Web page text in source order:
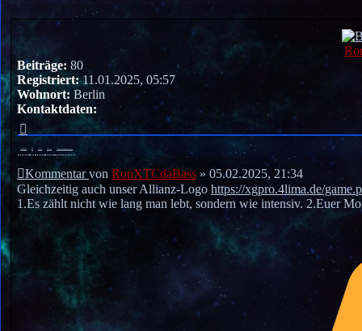
Beiträge: 80
Registriert:11.01.2025, 05:57
Wohnort: Berlin
Kontaktdaten:
RonXTCdaBass
Kommentarvon RonXTCdaBass » 05.02.2025, 21:34
Gleichzeitig auch unser Allianz-Logo https://xgpro.4lima.de/
1.Es zählt nicht wie lang man lebt, sondern wie intensiv. 2.Euer